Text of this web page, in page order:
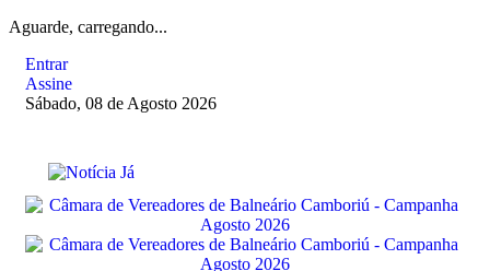
Aguarde, carregando...
Entrar
Assine
Sábado, 08 de Agosto 2026